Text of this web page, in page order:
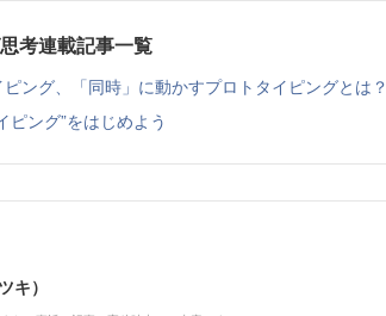
考連載記事一覧
ング、「同時」に動かすプロトタイピングとは？
ピング”をはじめよう
キ）